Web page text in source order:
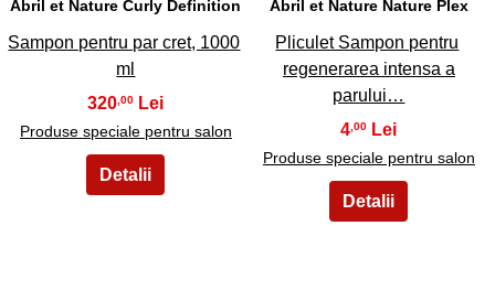
Abril et Nature Curly Definition
Sampon pentru par cret, 1000
ml
320,00
Produse speciale pentru salon
Abril et Nature Nature Plex
Pliculet Sampon pentru
regenerarea intensa a
parului…
4,00
Produse speciale pentru salon